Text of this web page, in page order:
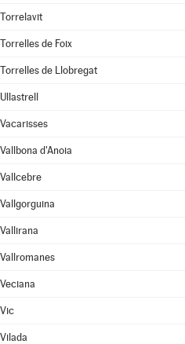
Torrelavit
Torrelles de Foix
Torrelles de Llobregat
Ullastrell
Vacarisses
Vallbona d'Anoia
Vallcebre
Vallgorguina
Vallirana
Vallromanes
Veciana
Vic
Vilada